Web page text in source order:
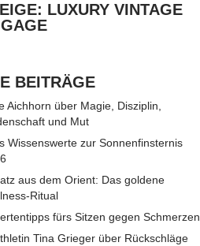
LUXURY VINTAGE
BEITRÄGE
Aichhorn über Magie, Disziplin,
und Mut
Wissenswerte zur Sonnenfinsternis
aus dem Orient: Das goldene
Ritual
fürs Sitzen gegen Schmerzen
Tina Grieger über Rückschläge